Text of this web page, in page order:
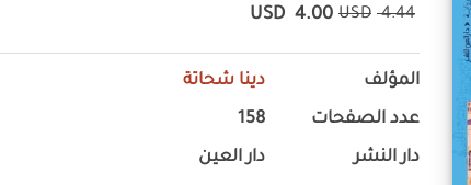
4.44
USD
4.00
USD
المؤلف دينا شحاتة
عدد الصفحات 158
دار النشر دار العين